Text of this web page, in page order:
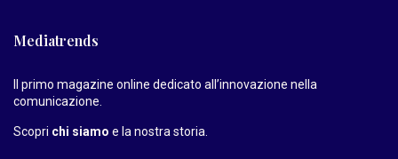
Mediatrends
Il primo magazine online dedicato all’innovazione nella
comunicazione.
Scopri chi siamo e la nostra storia